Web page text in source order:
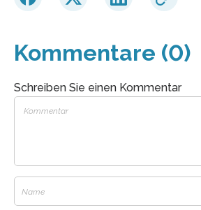
Kommentare (0)
Schreiben Sie einen Kommentar